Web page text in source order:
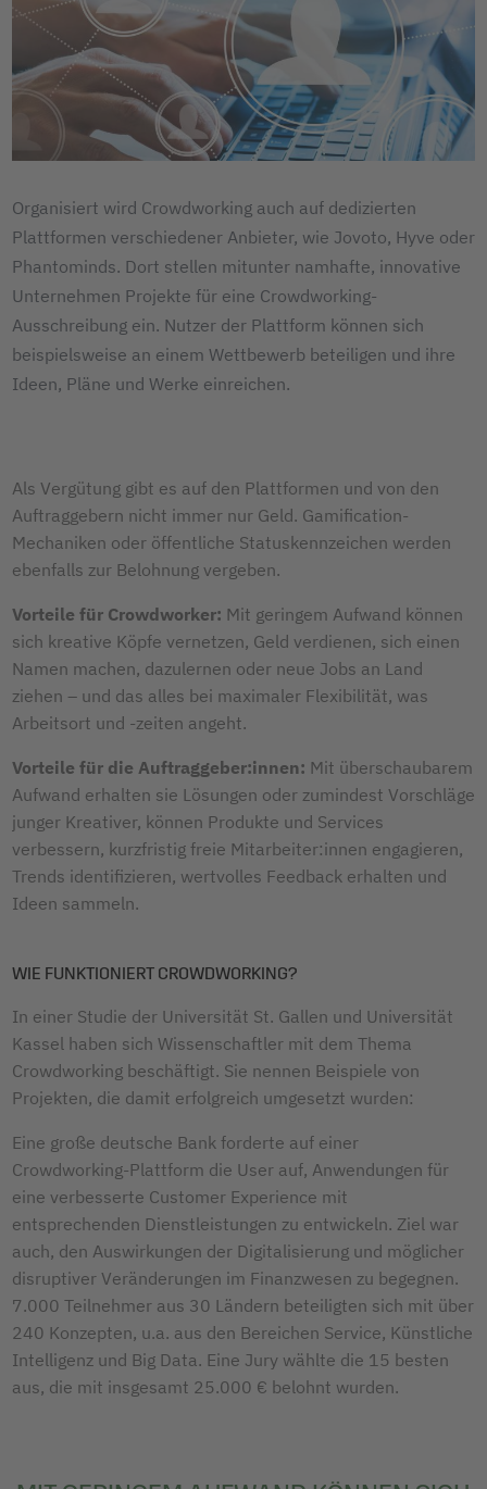
Organisiert wird Crowdworking auch auf dedizierten
Plattformen verschiedener Anbieter, wie Jovoto, Hyve oder
Phantominds. Dort stellen mitunter namhafte, innovative
Unternehmen Projekte für eine Crowdworking-
Ausschreibung ein. Nutzer der Plattform können sich
beispielsweise an einem Wettbewerb beteiligen und ihre
Ideen, Pläne und Werke einreichen.
Als Vergütung gibt es auf den Plattformen und von den
Auftraggebern nicht immer nur Geld. Gamification-
Mechaniken oder öffentliche Statuskennzeichen werden
ebenfalls zur Belohnung vergeben.
Vorteile für Crowdworker: Mit geringem Aufwand können
sich kreative Köpfe vernetzen, Geld verdienen, sich einen
Namen machen, dazulernen oder neue Jobs an Land
ziehen – und das alles bei maximaler Flexibilität, was
Arbeitsort und -zeiten angeht.
Vorteile für die Auftraggeber:innen: Mit überschaubarem
Aufwand erhalten sie Lösungen oder zumindest Vorschläge
junger Kreativer, können Produkte und Services
verbessern, kurzfristig freie Mitarbeiter:innen engagieren,
Trends identifizieren, wertvolles Feedback erhalten und
Ideen sammeln.
WIE FUNKTIONIERT CROWDWORKING?
In einer Studie der Universität St. Gallen und Universität
Kassel haben sich Wissenschaftler mit dem Thema
Crowdworking beschäftigt. Sie nennen Beispiele von
Projekten, die damit erfolgreich umgesetzt wurden:
Eine große deutsche Bank forderte auf einer
Crowdworking-Plattform die User auf, Anwendungen für
eine verbesserte Customer Experience mit
entsprechenden Dienstleistungen zu entwickeln. Ziel war
auch, den Auswirkungen der Digitalisierung und möglicher
disruptiver Veränderungen im Finanzwesen zu begegnen.
7.000 Teilnehmer aus 30 Ländern beteiligten sich mit über
240 Konzepten, u.a. aus den Bereichen Service, Künstliche
Intelligenz und Big Data. Eine Jury wählte die 15 besten
aus, die mit insgesamt 25.000 € belohnt wurden.